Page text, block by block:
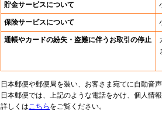
貯金サービスについて
保険サービスについて
通帳やカードの紛失・盗難に伴うお取引の停止
日本郵便や郵便局を装い、お客さま宛てに自動音
日本郵便では、上記のような電話をかけ、個人情
詳しくはこちら をご覧ください。